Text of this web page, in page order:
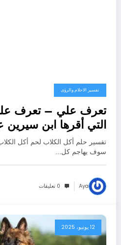
تفسير الاحلام والرؤى
تعرف علي – تعرف
التي أقرها ابن
الكلاب تأكل لحم –
تفسير حلم أكل الكلاب لحم أكل
سوف يهاجم كل…
Aya 0 تعليقات
12 يونيو، 2025